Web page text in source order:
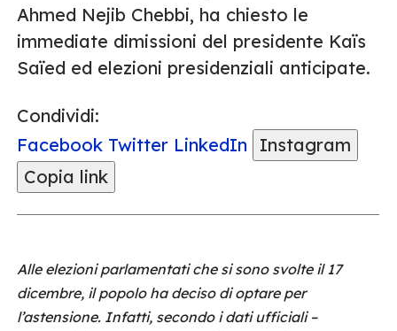
Ahmed Nejib Chebbi, ha chiesto le
immediate dimissioni del presidente Kaïs
Saïed ed elezioni presidenziali anticipate.
Condividi:
Facebook Twitter LinkedIn
Instagram
Copia link
Alle elezioni parlamentati che si sono svolte il 17
dicembre, il popolo ha deciso di optare per
l’astensione. Infatti, secondo i dati ufficiali –